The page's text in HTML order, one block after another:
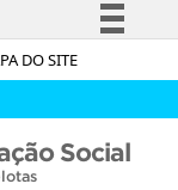
DO SITE
informaçãoSocial